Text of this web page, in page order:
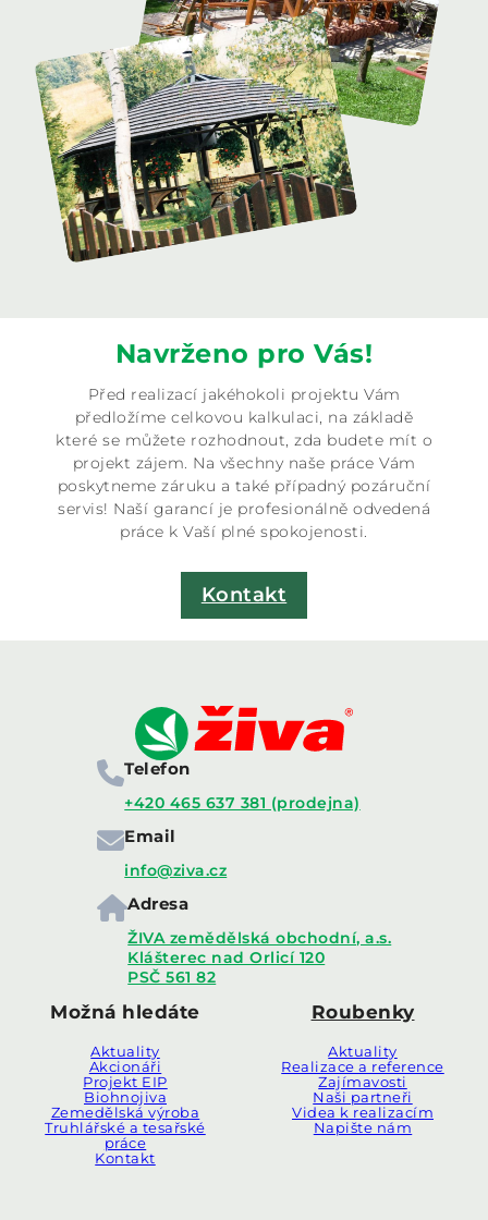
Navrženo pro Vás!
Před realizací jakéhokoli projektu Vám
předložíme celkovou kalkulaci, na základě
které se můžete rozhodnout, zda budete mít o
projekt zájem. Na všechny naše práce Vám
poskytneme záruku a také případný pozáruční
servis! Naší garancí je profesionálně odvedená
práce k Vaší plné spokojenosti.
Kontakt
Telefon
+420 465 637 381 (prodejna)
Email
info@ziva.cz
Adresa
ŽIVA zemědělská obchodní, a.s.
Klášterec nad Orlicí 120
PSČ 561 82
Možná hledáte
Aktuality
Akcionáři
Projekt EIP
Biohnojiva
Zemedělská výroba
Truhlářské a tesařské
práce
Kontakt
Roubenky
Aktuality
Realizace a reference
Zajímavosti
Naši partneři
Videa k realizacím
Napište nám